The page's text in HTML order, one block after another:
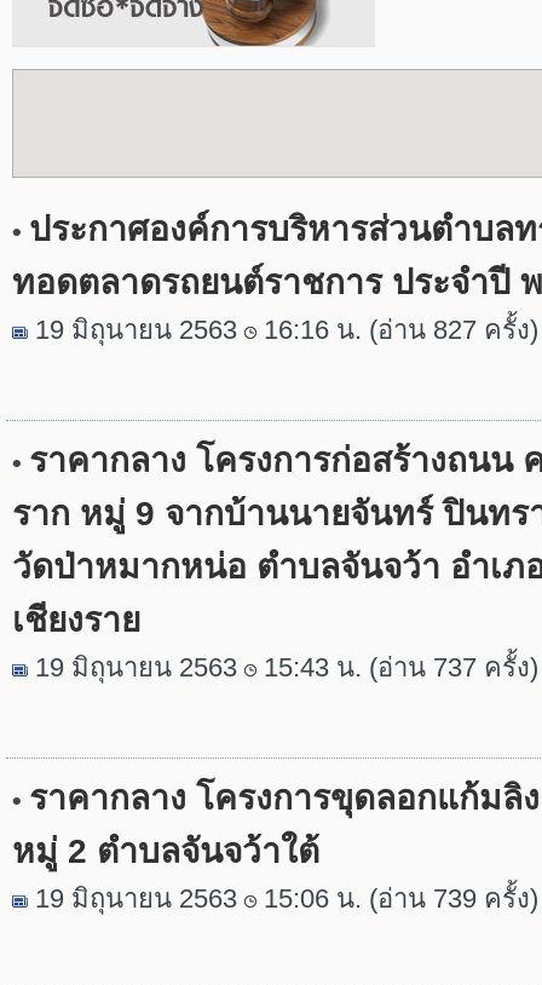
• ประกาศองค์การบริหารส่วนตำบลท
ทอดตลาดรถยนต์ราชการ ประจำปี
19 มิถุนายน 2563 16:16 น. (อ่าน 827 ครั้ง)
• ราคากลาง โครงการก่อสร้างถนน
ราก หมู่ 9 จากบ้านนายจันทร์ ปินทร
วัดป่าหมากหน่อ ตำบลจันจว้า อำเภ
เชียงราย
19 มิถุนายน 2563 15:43 น. (อ่าน 737 ครั้ง)
• ราคากลาง โครงการขุดลอกแก้มลิ
หมู่ 2 ตำบลจันจว้าใต้
19 มิถุนายน 2563 15:06 น. (อ่าน 739 ครั้ง)